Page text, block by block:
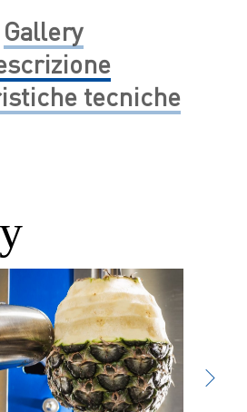
Gallery
tecniche